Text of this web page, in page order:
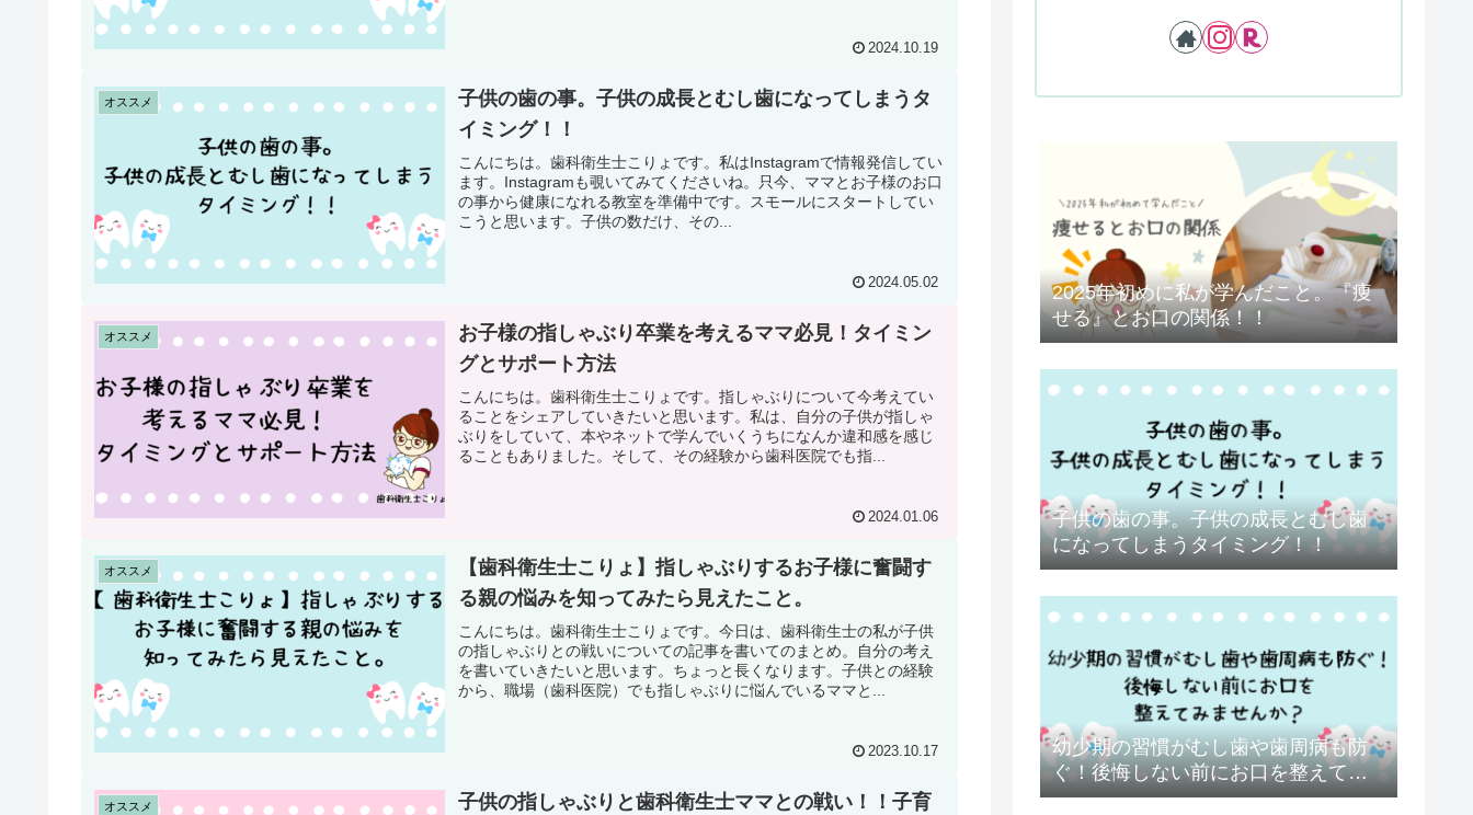
2024.10.19
オススメ
子供の歯の事。子供の成長とむし歯になってしまうタ
イミング！！
こんにちは。歯科衛生士こりょです。私はInstagramで情報発信してい
ます。Instagramも覗いてみてくださいね。只今、ママとお子様のお口
の事から健康になれる教室を準備中です。スモールにスタートしてい
こうと思います。子供の数だけ、その...
2024.05.02
オススメ
お子様の指しゃぶり卒業を考えるママ必見！タイミン
グとサポート方法
こんにちは。歯科衛生士こりょです。指しゃぶりについて今考えてい
ることをシェアしていきたいと思います。私は、自分の子供が指しゃ
ぶりをしていて、本やネットで学んでいくうちになんか違和感を感じ
ることもありました。そして、その経験から歯科医院でも指...
2024.01.06
オススメ
【歯科衛生士こりょ】指しゃぶりするお子様に奮闘す
る親の悩みを知ってみたら見えたこと。
こんにちは。歯科衛生士こりょです。今日は、歯科衛生士の私が子供
の指しゃぶりとの戦いについての記事を書いてのまとめ。自分の考え
を書いていきたいと思います。ちょっと長くなります。子供との経験
から、職場（歯科医院）でも指しゃぶりに悩んでいるママと...
2023.10.17
オススメ
子供の指しゃぶりと歯科衛生士ママとの戦い！！子育
2025年初めに私が学んだこと。『痩
せる』とお口の関係！！
子供の歯の事。子供の成長とむし歯
になってしまうタイミング！！
幼少期の習慣がむし歯や歯周病も防
ぐ！後悔しない前にお口を整えてみ
ませんか？